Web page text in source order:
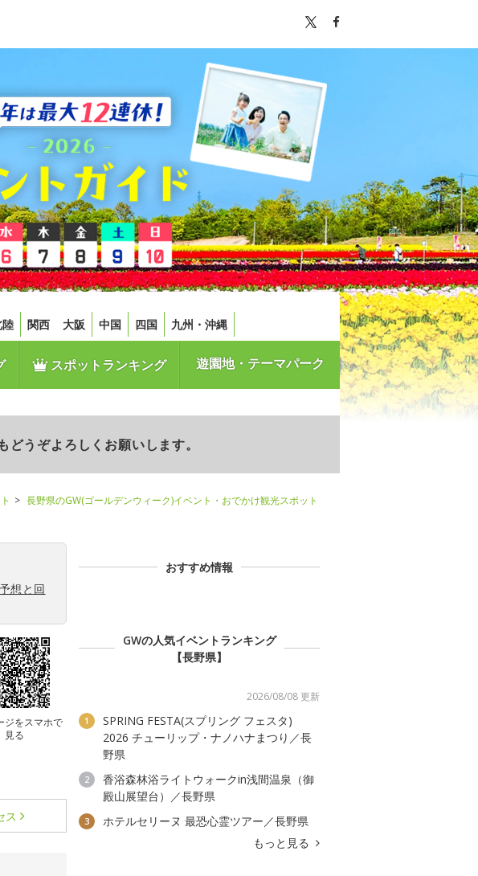
関西 大阪 中国 四国 九州・沖縄
スポットランキング 遊園地・テーマパーク
うぞよろしくお願いします。
長野県のGW(ゴールデンウィーク)イベント・おでかけ観光スポット
想と回
ジをスマホで
見る
ス
おすすめ情報
GWの人気イベントランキング
【長野県】
2026/08/08 更新
1
SPRING FESTA(スプリング フェスタ)
2026 チューリップ・ナノハナまつり／長
野県
2
香浴森林浴ライトウォークin浅間温泉（御
殿山展望台）／長野県
3
ホテルセリーヌ 最恐心霊ツアー／長野県
もっと見る